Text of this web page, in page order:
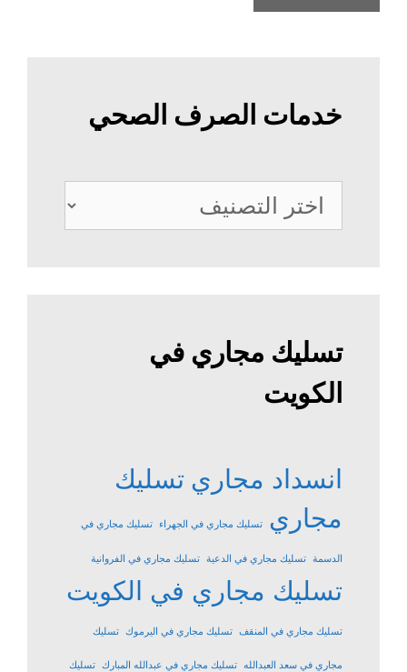
خدمات الصرف الصحي
خدمات
الصرف
تسليك مجاري في
الكويت
انسداد مجاري تسليك
مجاري
تسليك مجاري في الجهراء تسليك مجاري في
الدسمة تسليك مجاري في الدعية تسليك مجاري في الفروانية
تسليك مجاري في الكويت
تسليك مجاري في المنقف تسليك مجاري في اليرموك تسليك
مجاري في سعد العبدالله تسليك مجاري في عبدالله المبارك تسليك